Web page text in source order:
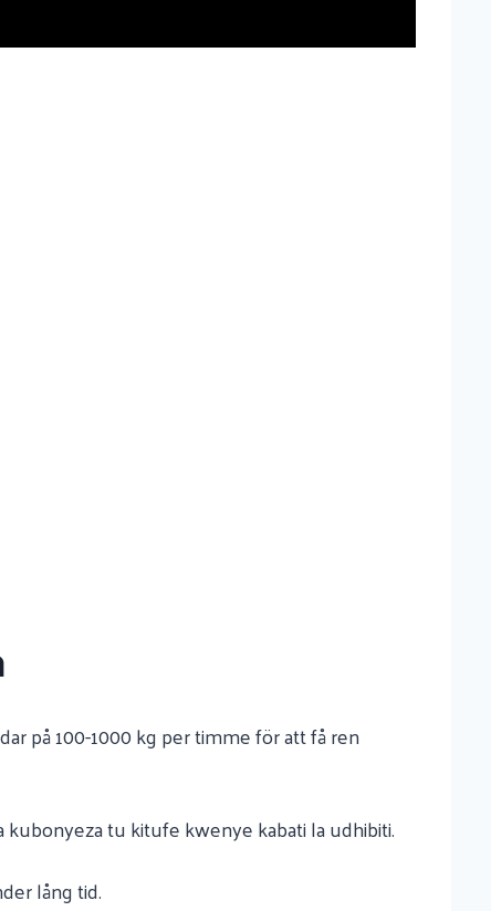
på 100-1000 kg per timme för att få ren
kubonyeza tu kitufe kwenye kabati la udhibiti.
lång tid.